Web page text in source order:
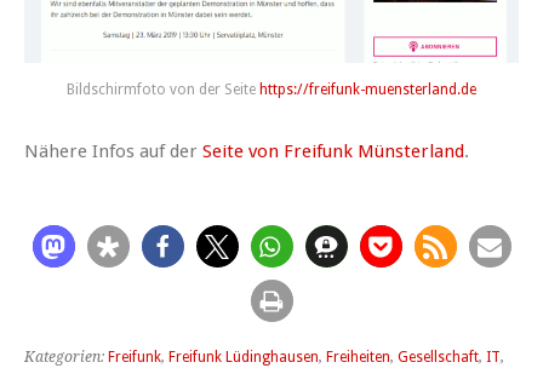
Bildschirmfoto von der Seite https://freifunk-muensterland.de
Nähere Infos auf der Seite von Freifunk Münsterland.
Kategorien: Freifunk, Freifunk Lüdinghausen, Freiheiten, Gesellschaft, IT,